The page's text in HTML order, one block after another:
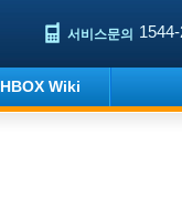
서비스문의
HBOX Wiki